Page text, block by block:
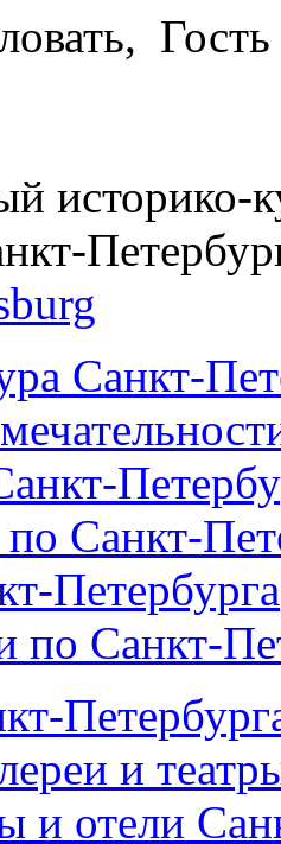
Гость
историко-
Санкт-
Санкт-
Петербурга
по Санкт-
и
и отели